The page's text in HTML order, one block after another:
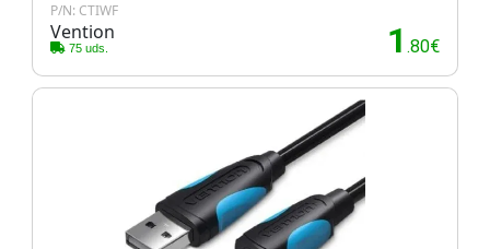
P/N: CTIWF
Vention
75 uds. 1 .80€